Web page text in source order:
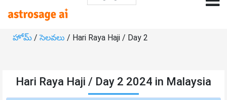
హోమ్ /సెలవలు / Hari Raya Haji / Day 2
Hari Raya Haji / Day 2 2024 in Malaysia